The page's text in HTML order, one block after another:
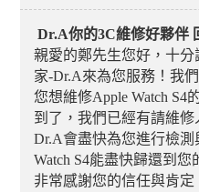
Dr.A你的3C維修好夥伴
親愛的鄭先生您好，十分
家-Dr.A來為您服務！我
您想維修Apple Watch S4
到了，我們已經有請維修
Dr.A會盡快為您進行檢
Watch S4能盡快歸還到您
非常感謝您的信任與肯定